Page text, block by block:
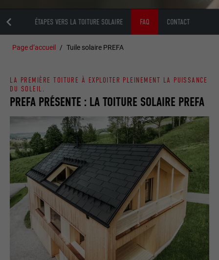
ÉTAPES VERS LA TOITURE SOLAIRE FAQ CONTACT
Page d’accueil Tuile solaire PREFA
PREFA PRÉSENTE : LA TOITURE SOLAIRE PREFA
LA PREMIÈRE TOITURE À EXPLOITER PLEINEMENT LA PUISSANCE
DU SOLEIL.